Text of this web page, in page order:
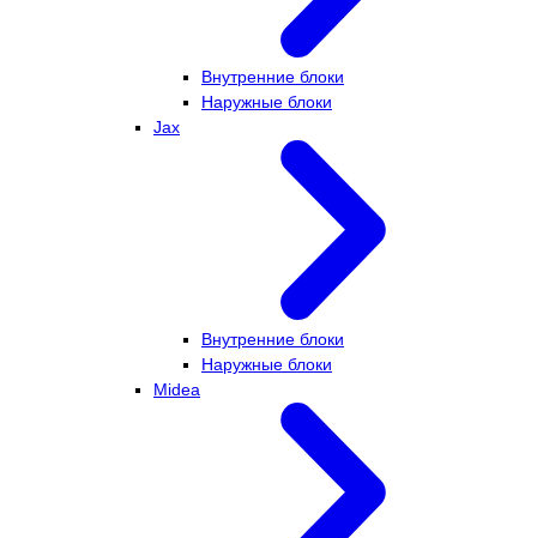
Внутренние блоки
Наружные блоки
Jax
Внутренние блоки
Наружные блоки
Midea